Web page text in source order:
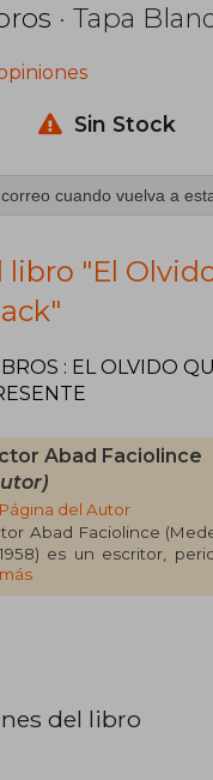
· Tapa
Sin Stock
cuando vuelva a
libro "El
: EL OLVIDO
Abad Faciolince
del Autor
Abad Faciolince
es un escritor,
reconocido
obra El olvido que
ha traspasado
del libro